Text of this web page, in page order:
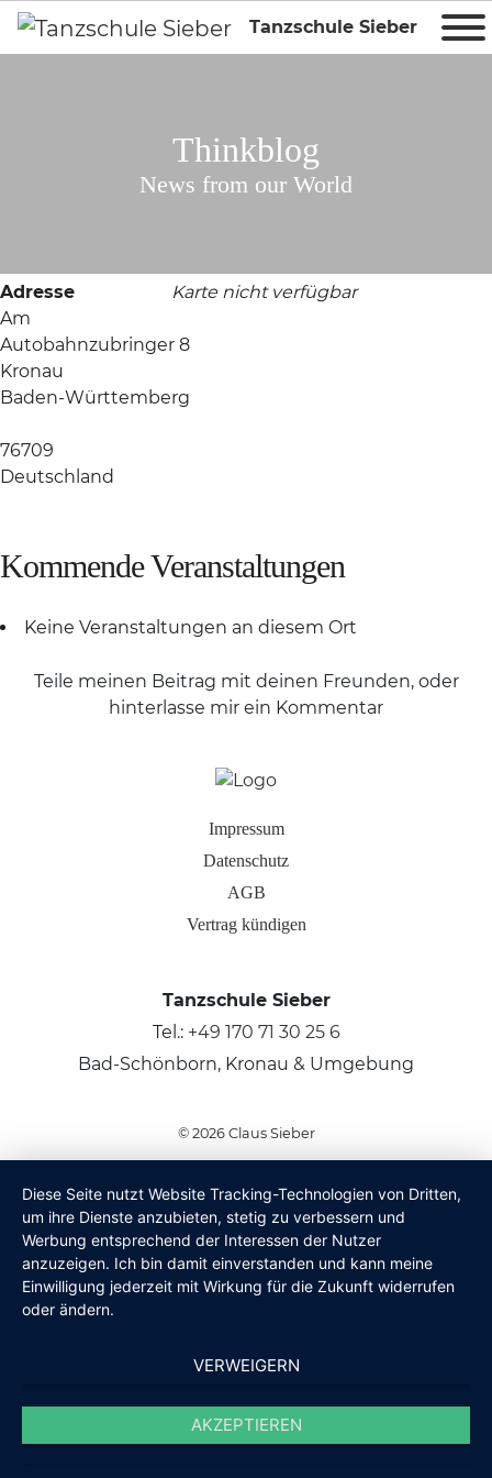
Tanzschule Sieber
Thinkblog
News from our World
Karte nicht verfügbar
Adresse
Am
Autobahnzubringer 8
Kronau
Baden-Württemberg
76709
Deutschland
Kommende Veranstaltungen
Keine Veranstaltungen an diesem Ort
Teile meinen Beitrag mit deinen Freunden, oder
hinterlasse mir ein Kommentar
Impressum
Datenschutz
AGB
Vertrag kündigen
Tanzschule Sieber
Tel.: +49 170 71 30 25 6
Bad-Schönborn, Kronau & Umgebung
© 2026 Claus Sieber
Diese Seite nutzt Website Tracking-Technologien von Dritten,
um ihre Dienste anzubieten, stetig zu verbessern und
Werbung entsprechend der Interessen der Nutzer
anzuzeigen. Ich bin damit einverstanden und kann meine
Einwilligung jederzeit mit Wirkung für die Zukunft widerrufen
oder ändern.
VERWEIGERN
AKZEPTIEREN